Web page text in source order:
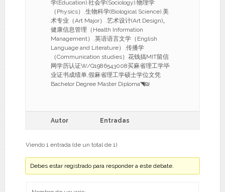
学(Education).社会学(Sociology).物理学
（Physics）.生物科学(Biological Science).美
术专业（Art Major）.艺术设计(Art Design)。
健康信息管理（Health Information
Management）.英语语言文学（English
Language and Literature）.传播学
（Communication studies）花钱搞MIT留信
网学历认证W/Q1986543008买麻省理工学毕
业证书成绩单,假麻省理工学硕士学位文凭
Bachelor Degree Master Diploma◥₪
Autor Entradas
Viendo 1 entrada (de un total de 1)
Debes estar registrado para responder a este debate.